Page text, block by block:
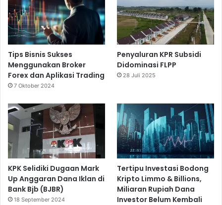
Tips Bisnis Sukses
Menggunakan Broker
Forex dan Aplikasi Trading
7 Oktober 2024
Penyaluran KPR Subsidi
Didominasi FLPP
28 Juli 2025
KPK Selidiki Dugaan Mark
Up Anggaran Dana Iklan di
Bank Bjb (BJBR)
18 September 2024
Tertipu Investasi Bodong
Kripto Limmo & Billions,
Miliaran Rupiah Dana
Investor Belum Kembali